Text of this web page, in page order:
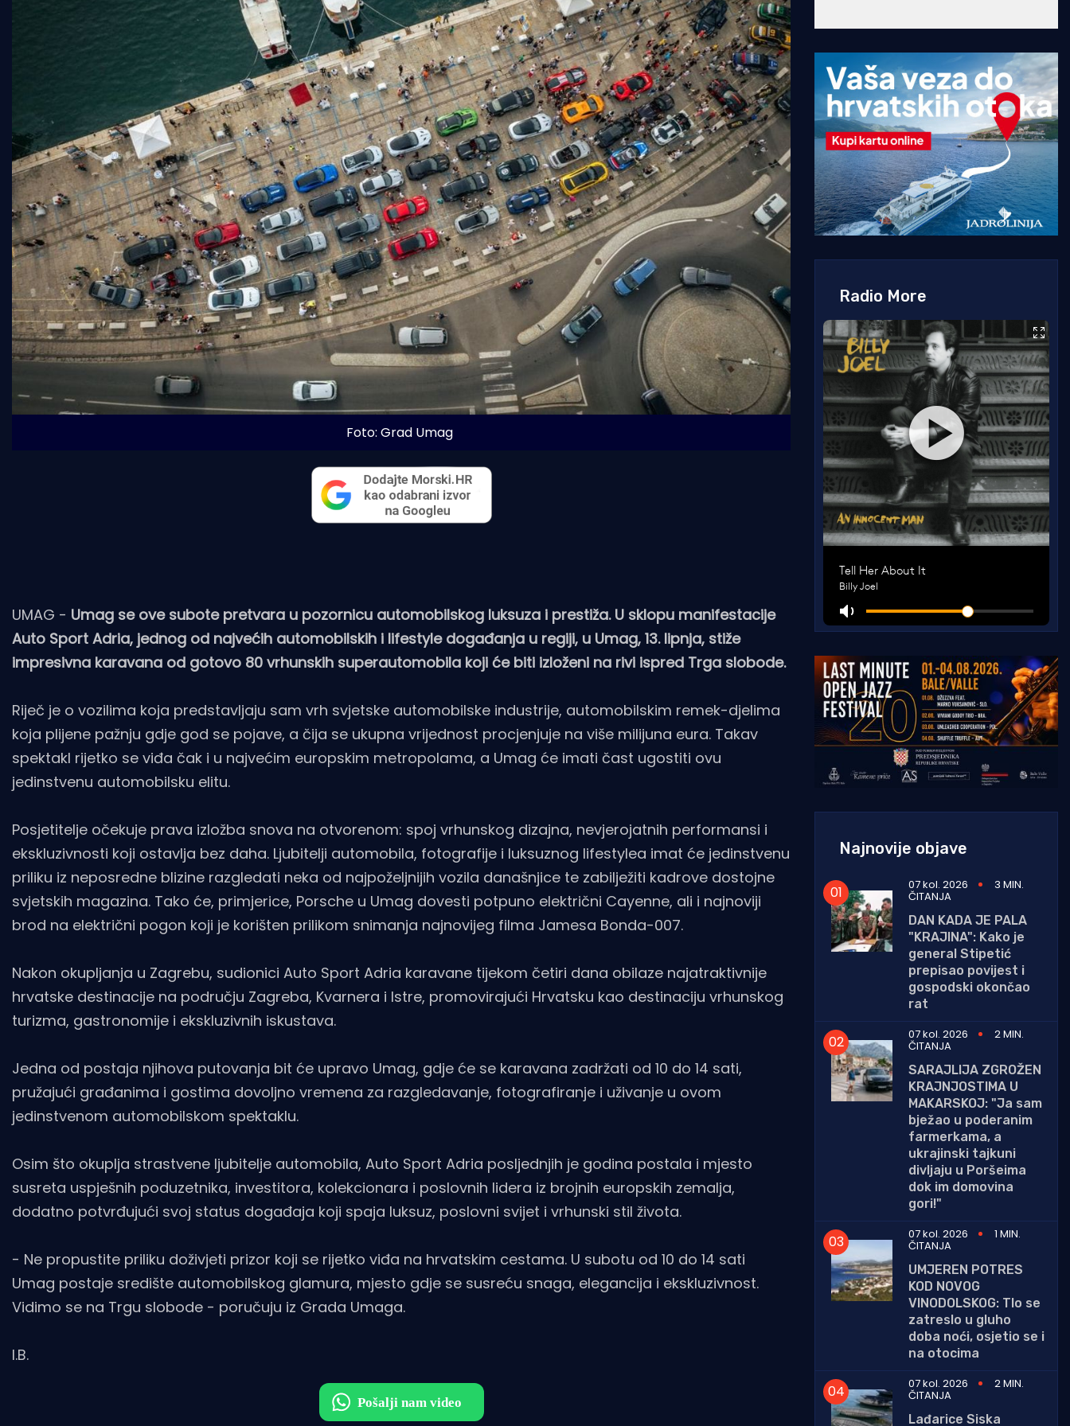
Foto: Grad Umag
UMAG - Umag se ove subote pretvara u pozornicu automobilskog luksuza i prestiža. U sklopu manifestacije
Auto Sport Adria, jednog od najvećih automobilskih i lifestyle događanja u regiji, u Umag, 13. lipnja, stiže
impresivna karavana od gotovo 80 vrhunskih superautomobila koji će biti izloženi na rivi ispred Trga slobode.
Riječ je o vozilima koja predstavljaju sam vrh svjetske automobilske industrije, automobilskim remek-djelima
koja plijene pažnju gdje god se pojave, a čija se ukupna vrijednost procjenjuje na više milijuna eura. Takav
spektakl rijetko se viđa čak i u najvećim europskim metropolama, a Umag će imati čast ugostiti ovu
jedinstvenu automobilsku elitu.
Posjetitelje očekuje prava izložba snova na otvorenom: spoj vrhunskog dizajna, nevjerojatnih performansi i
ekskluzivnosti koji ostavlja bez daha. Ljubitelji automobila, fotografije i luksuznog lifestylea imat će jedinstvenu
priliku iz neposredne blizine razgledati neka od najpoželjnijih vozila današnjice te zabilježiti kadrove dostojne
svjetskih magazina. Tako će, primjerice, Porsche u Umag dovesti potpuno električni Cayenne, ali i najnoviji
brod na električni pogon koji je korišten prilikom snimanja najnovijeg filma Jamesa Bonda-007.
Nakon okupljanja u Zagrebu, sudionici Auto Sport Adria karavane tijekom četiri dana obilaze najatraktivnije
hrvatske destinacije na području Zagreba, Kvarnera i Istre, promovirajući Hrvatsku kao destinaciju vrhunskog
turizma, gastronomije i ekskluzivnih iskustava.
Jedna od postaja njihova putovanja bit će upravo Umag, gdje će se karavana zadržati od 10 do 14 sati,
pružajući građanima i gostima dovoljno vremena za razgledavanje, fotografiranje i uživanje u ovom
jedinstvenom automobilskom spektaklu.
Osim što okuplja strastvene ljubitelje automobila, Auto Sport Adria posljednjih je godina postala i mjesto
susreta uspješnih poduzetnika, investitora, kolekcionara i poslovnih lidera iz brojnih europskih zemalja,
dodatno potvrđujući svoj status događaja koji spaja luksuz, poslovni svijet i vrhunski stil života.
- Ne propustite priliku doživjeti prizor koji se rijetko viđa na hrvatskim cestama. U subotu od 10 do 14 sati
Umag postaje središte automobilskog glamura, mjesto gdje se susreću snaga, elegancija i ekskluzivnost.
Vidimo se na Trgu slobode - poručuju iz Grada Umaga.
I.B.
Radio More
Najnovije objave
07 kol. 2026 3 MIN.
ČITANJA
DAN KADA JE PALA
"KRAJINA": Kako je
general Stipetić
prepisao povijest i
gospodski okončao
rat
07 kol. 2026
2 MIN.
ČITANJA
SARAJLIJA ZGROŽEN
KRAJNJOSTIMA U
MAKARSKOJ: "Ja sam
bježao u poderanim
farmerkama, a
ukrajinski tajkuni
divljaju u Poršeima
dok im domovina
gori!"
07 kol. 2026
1 MIN.
ČITANJA
UMJEREN POTRES
KOD NOVOG
VINODOLSKOG: Tlo se
zatreslo u gluho
doba noći, osjetio se i
na otocima
07 kol. 2026
2 MIN.
ČITANJA
Lađarice Siska